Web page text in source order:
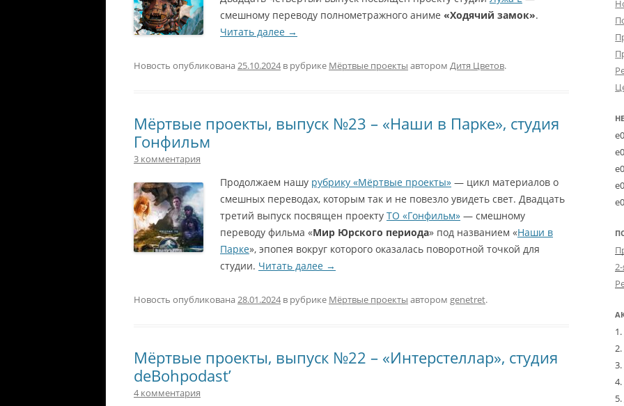
смешному переводу полнометражного аниме «Ходячий замок».
Читать далее →
Новость опубликована25.10.2024 в рубрике Мёртвые проекты автором Дитя Цветов.
Мёртвые проекты, выпуск №23 – «Наши в Парке», студия
Гонфильм
3 комментария
Продолжаем нашу рубрику «Мёртвые проекты» — цикл материалов о
смешных переводах, которым так и не повезло увидеть свет. Двадцать
третий выпуск посвящен проекту ТО «Гонфильм» — смешному
переводу фильма «Мир Юрского периода» под названием «Наши в
Парке», эпопея вокруг которого оказалась поворотной точкой для
студии. Читать далее →
Новость опубликована28.01.2024 в рубрике Мёртвые проекты автором genetret.
Мёртвые проекты, выпуск №22 – «Интерстеллар», студия
deBohpodast’
4 комментария